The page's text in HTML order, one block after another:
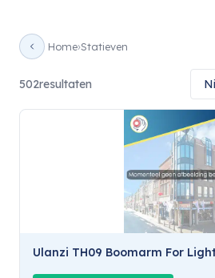
Home Statieven
502resultaten
Ulanzi TH09 Boomarm For